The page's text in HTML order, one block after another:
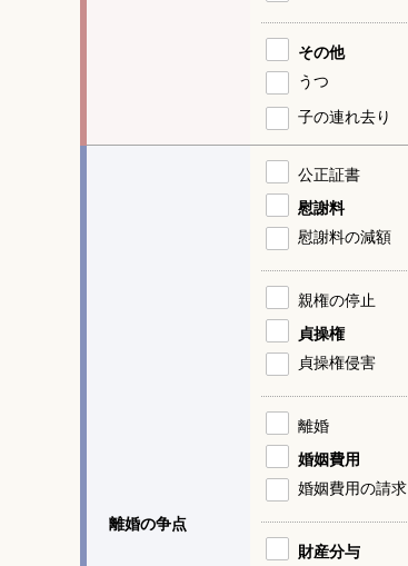
その他
うつ
子の連れ去り
離婚の争点
公正証書
慰謝料
慰謝料の減額
親権の停止
貞操権
貞操権侵害
離婚
婚姻費用
婚姻費用の請求
財産分与